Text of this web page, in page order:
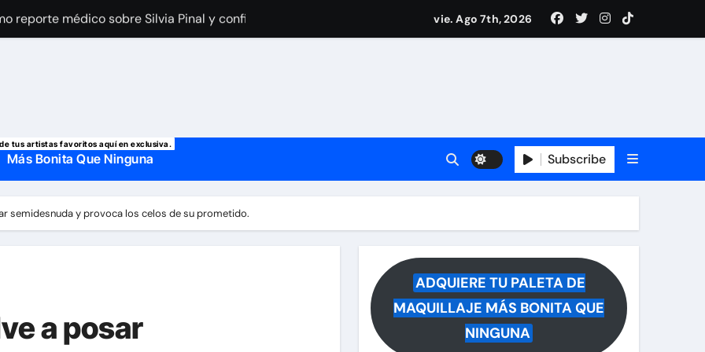
reporte médico sobre Silvia Pinal y confirma el día que saldrá del hospital
mensaje a Irina Baeva tras imágenes junto a Giovanni Medina y revela lo que muchos querían saber
la muerte de su primer esposo y su actual marido reacciona a la noticia
vie. Ago 7th, 2026
tus artistas favoritos aquí en exclusiva.
Más Bonita Que Ninguna Subscribe
semidesnuda y provoca los celos de su prometido.
a posar
ADQUIERE TU PALETA DE
MAQUILLAJE MÁS BONITA QUE
NINGUNA